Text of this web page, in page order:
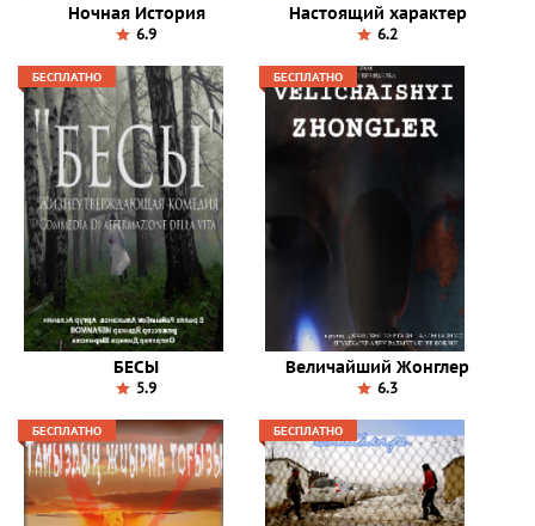
Ночная История
6.9
Настоящий характер
6.2
БЕСПЛАТНО
БЕСЫ
5.9
БЕСПЛАТНО
Величайший Жонглер
6.3
БЕСПЛАТНО БЕСПЛАТНО